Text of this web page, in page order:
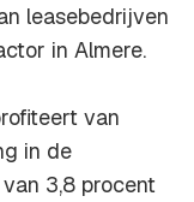
leasebedrijven
in Almere.
van
in de
3,8 procent